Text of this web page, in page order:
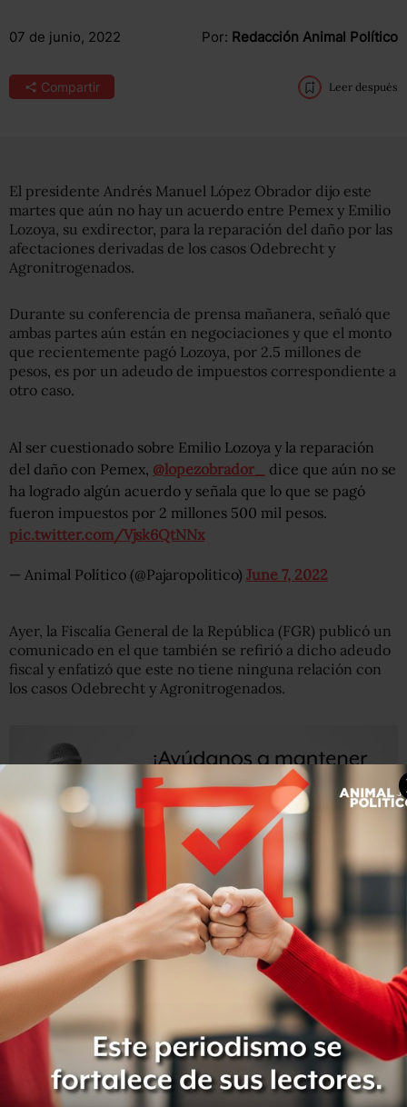
07 de junio, 2022 Por: Redacción Animal Político
Compartir Leer después
El presidente Andrés Manuel López Obrador dijo este
martes que aún no hay un acuerdo entre Pemex y Emilio
Lozoya, su exdirector, para la reparación del daño por las
afectaciones derivadas de los casos Odebrecht y
Agronitrogenados.
Durante su conferencia de prensa mañanera, señaló que
ambas partes aún están en negociaciones y que el monto
que recientemente pagó Lozoya, por 2.5 millones de
pesos, es por un adeudo de impuestos correspondiente a
otro caso.
Al ser cuestionado sobre Emilio Lozoya y la reparación
del daño con Pemex, @lopezobrador_
dice que aún no se
ha logrado algún acuerdo y señala que lo que se pagó
fueron impuestos por 2 millones 500 mil pesos.
pic.twitter.com/Vjsk6QtNNx
— Animal Político (@Pajaropolitico) June 7, 2022
Ayer, la Fiscalía General de la República (FGR) publicó un
comunicado en el que también se refirió a dicho adeudo
fiscal y enfatizó que este no tiene ninguna relación con
los casos Odebrecht y Agronitrogenados.
https://twitter.com/FGRMexico/status/
Lozoya, quien está en prisión preventiva desde
noviembre de 2021, enfrenta dos procesos penales.